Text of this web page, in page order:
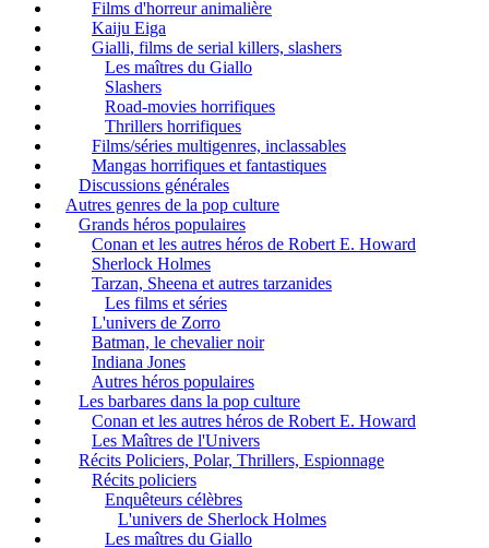
Films d'horreur animalière
Kaiju Eiga
Gialli, films de serial killers, slashers
Les maîtres du Giallo
Slashers
Road-movies horrifiques
Thrillers horrifiques
Films/séries multigenres, inclassables
Mangas horrifiques et fantastiques
Discussions générales
Autres genres de la pop culture
Grands héros populaires
Conan et les autres héros de Robert E. Howard
Sherlock Holmes
Tarzan, Sheena et autres tarzanides
Les films et séries
L'univers de Zorro
Batman, le chevalier noir
Indiana Jones
Autres héros populaires
Les barbares dans la pop culture
Conan et les autres héros de Robert E. Howard
Les Maîtres de l'Univers
Récits Policiers, Polar, Thrillers, Espionnage
Récits policiers
Enquêteurs célèbres
L'univers de Sherlock Holmes
Les maîtres du Giallo